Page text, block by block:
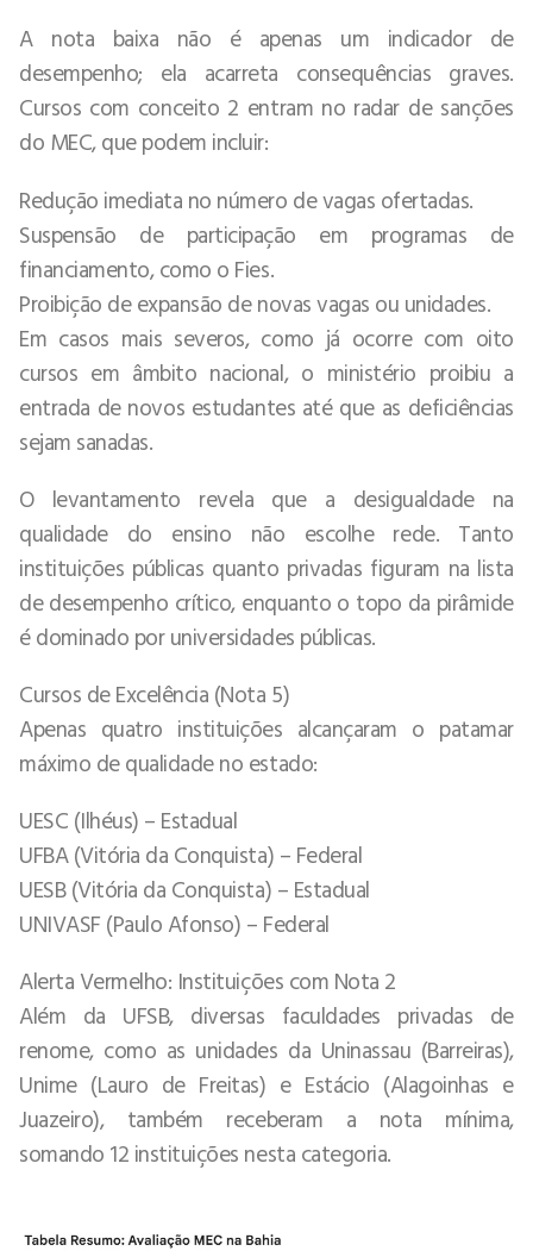
A nota baixa não é apenas um indicador de
desempenho; ela acarreta consequências graves.
Cursos com conceito 2 entram no radar de sanções
do MEC, que podem incluir:
Redução imediata no número de vagas ofertadas.
Suspensão de participação em programas de
financiamento, como o Fies.
Proibição de expansão de novas vagas ou unidades.
Em casos mais severos, como já ocorre com oito
cursos em âmbito nacional, o ministério proibiu a
entrada de novos estudantes até que as deficiências
sejam sanadas.
O levantamento revela que a desigualdade na
qualidade do ensino não escolhe rede. Tanto
instituições públicas quanto privadas figuram na lista
de desempenho crítico, enquanto o topo da pirâmide
é dominado por universidades públicas.
Cursos de Excelência (Nota 5)
Apenas quatro instituições alcançaram o patamar
máximo de qualidade no estado:
UESC (Ilhéus) – Estadual
UFBA (Vitória da Conquista) – Federal
UESB (Vitória da Conquista) – Estadual
UNIVASF (Paulo Afonso) – Federal
Alerta Vermelho: Instituições com Nota 2
Além da UFSB, diversas faculdades privadas de
renome, como as unidades da Uninassau (Barreiras),
Unime (Lauro de Freitas) e Estácio (Alagoinhas e
Juazeiro), também receberam a nota mínima,
somando 12 instituições nesta categoria.